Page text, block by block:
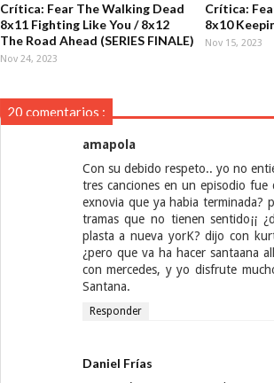
Crítica: Fear The Walking Dead
8x11 Fighting Like You / 8x12
The Road Ahead (SERIES FINALE)
Nov 24, 2023
Crítica:
8x10
Nov 15, 2023
20 comentarios :
amapola
Con su debido respeto.. yo no
tres canciones en un episodio fue
exnovia que ya habia terminada?
tramas que no tienen sentido¡¡
plasta a nueva yorK? dijo con
¿pero que va ha hacer santaana
con mercedes, y yo disfrute
Santana.
Responder
Daniel Frías